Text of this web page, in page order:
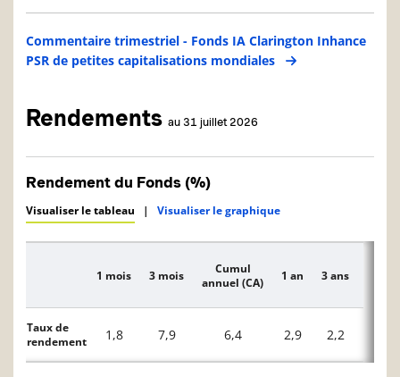
Commentaire trimestriel - Fonds IA Clarington Inhance
PSR de petites capitalisations mondiales
Rendements au 31 juillet 2026
Rendement du Fonds (%)
Visualiser le tableau | Visualiser le graphique
Description
1 mois 3 mois
Cumul
annuel (CA)
1 an 3 ans
Taux de
rendement
1,8 7,9 6,4 2,9 2,2